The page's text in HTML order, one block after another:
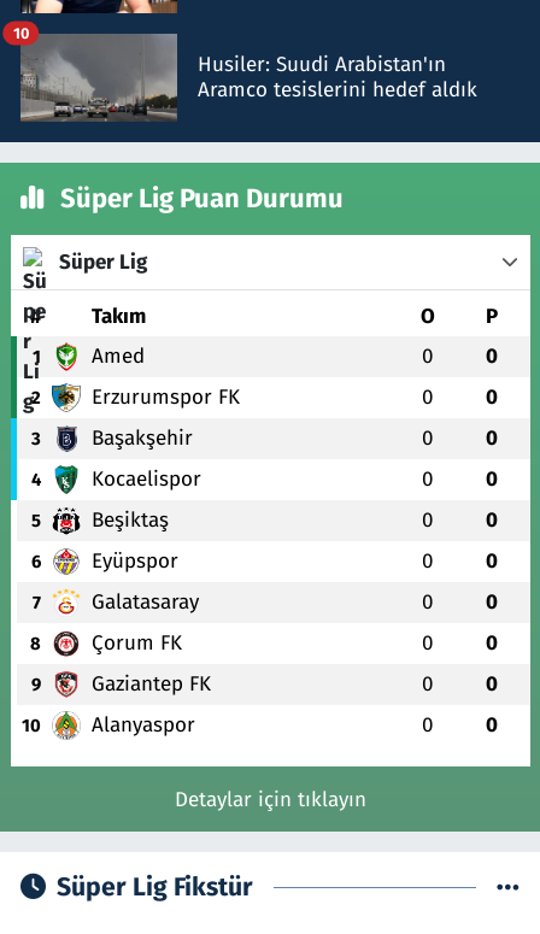
Husiler: Suudi Arabistan'ın
Aramco tesislerini hedef aldık
10
Süper Lig Puan Durumu
Süper Lig
# Takım O P
1 Amed 0 0
2 Erzurumspor FK 0 0
3 Başakşehir 0 0
4 Kocaelispor 0 0
5 Beşiktaş 0 0
6 Eyüpspor 0 0
7 Galatasaray 0 0
8 Çorum FK 0 0
9 Gaziantep FK 0 0
10 Alanyaspor 0 0
Detaylar için tıklayın
Süper Lig Fikstür